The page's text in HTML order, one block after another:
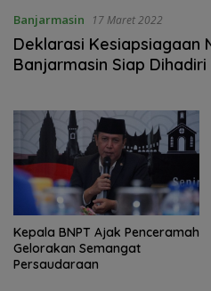
Banjarmasin 17 Maret 2022
Deklarasi Kesiapsiagaan
Banjarmasin Siap Dihadiri
Kepala BNPT Ajak Penceramah
Gelorakan Semangat
Persaudaraan